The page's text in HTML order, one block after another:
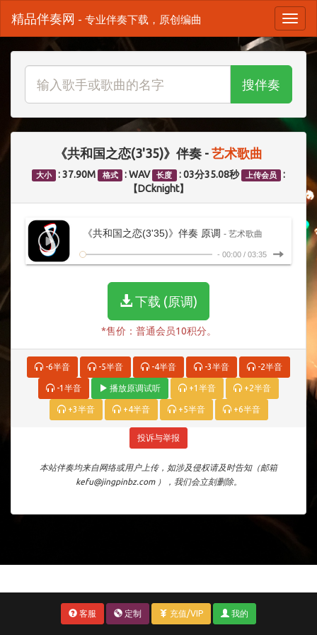
精品伴奏网 - 专业伴奏下载，原创编曲
搜伴奏
《共和国之恋(3'35)》伴奏 - 艺术歌曲
大小 : 37.90M 格式 : WAV 长度 : 03分35.08秒 上传会员
:
【DCknight】
《共和国之恋(3'35)》伴奏 原调 - 艺术歌曲
- 00:00 / 03:35
下载 (原调)
*售价：普通会员10积分。
-6半音 -5半音 -4半音 -3半音 -2半音
-1半音 播放原调试听 +1半音 +2半音
+3半音 +4半音 +5半音 +6半音
投诉与举报
本站伴奏均来自网络或用户上传，如涉及侵权请及时告知（邮箱
kefu@jingpinbz.com ），我们会立刻删除。
客服 定制 充值/VIP 我的